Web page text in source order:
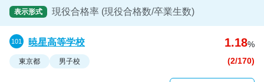
表示形式 現役合格率 (現役合格数/卒業生数)
暁星高等学校 1.18%
東京都 男子校 (2/170)